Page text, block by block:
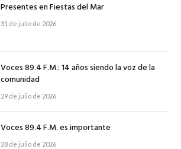
Presentes en Fiestas del Mar
31 de julio de 2026
Voces 89.4 F.M.: 14 años siendo la voz de la
comunidad
29 de julio de 2026
Voces 89.4 F.M. es importante
28 de julio de 2026